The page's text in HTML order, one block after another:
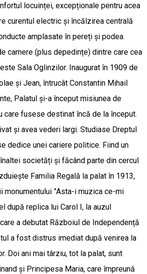
locuinței, excepționale pentru acea
curentul electric și încălzirea centrală
amplasate în pereți și podea.
camere (plus depedințe) dintre care cea
Sala Oglinzilor. Inaugurat în 1909 de
și Jean, întrucât Constantin Mihail
Palatul și-a început misiunea de
care fusese destinat încă de la început.
și avea vederi largi. Studiase Dreptul
dedice unei cariere politice. Fiind un
societăți și făcând parte din cercul
Familia Regală la palat în 1913,
monumentului ”Asta-i muzica ce-mi
după replica lui Carol I, la auzul
a debutat Războiul de Independență
a fost distrus imediat după venirea la
Doi ani mai târziu, tot la palat, sunt
și Principesa Maria, care împreună